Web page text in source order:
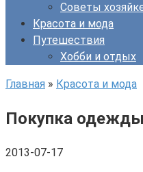
Советы
Красота и мода
Путешествия
Хобби и отдых
Главная » Красота и мода
Покупка одежды
2013-07-17